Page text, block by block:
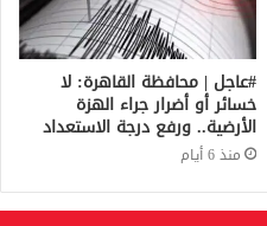
#عاجل | محافظة القاهرة: لا
خسائر أو أضرار جراء الهزة
الأرضية.. ورفع درجة الاستعداد
منذ 6 أيام